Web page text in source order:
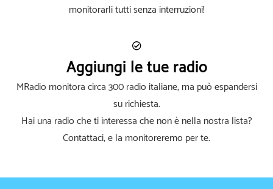
monitorarli tutti senza interruzioni!
Aggiungi le tue radio
MRadio monitora circa 300 radio italiane, ma può espandersi
su richiesta.
Hai una radio che ti interessa che non è nella nostra lista?
Contattaci, e la monitoreremo per te.